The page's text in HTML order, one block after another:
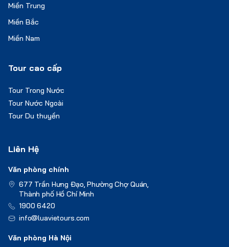
Miền Trung
Miền Bắc
Miền Nam
Tour cao cấp
Tour Trong Nước
Tour Nước Ngoài
Tour Du thuyền
Liên Hệ
Văn phòng chính
677 Trần Hưng Đạo, Phường Chợ Quán,
Thành phố Hồ Chí Minh
1900 6420
info@luavietours.com
Văn phòng Hà Nội